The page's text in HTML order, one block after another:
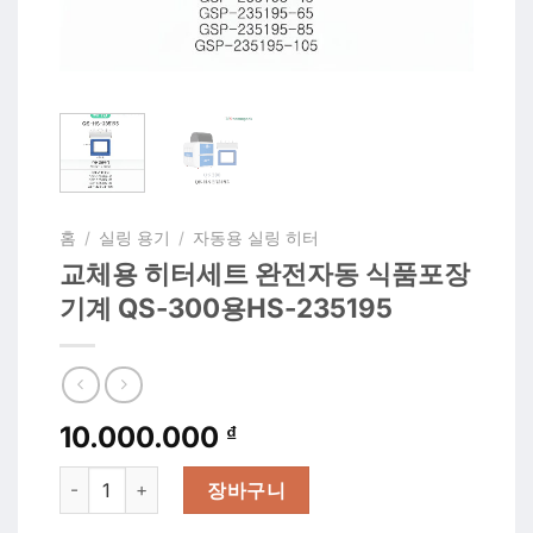
홈 / 실링 용기 / 자동용 실링 히터
교체용 히터세트 완전자동 식품포장
기계 QS-300용HS-235195
10.000.000 ₫
교체용 히터세트 완전자동 식품포장기계 QS-300용HS-
장바구니